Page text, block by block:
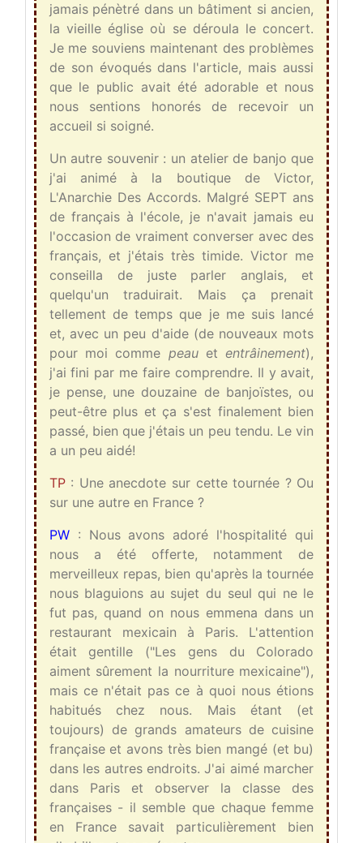
jamais pénètré dans un bâtiment si ancien,
la vieille église où se déroula le concert.
Je me souviens maintenant des problèmes
de son évoqués dans l'article, mais aussi
que le public avait été adorable et nous
nous sentions honorés de recevoir un
accueil si soigné.
Un autre souvenir : un atelier de banjo que
j'ai animé à la boutique de Victor,
L'Anarchie Des Accords. Malgré SEPT ans
de français à l'école, je n'avait jamais eu
l'occasion de vraiment converser avec des
français, et j'étais très timide. Victor me
conseilla de juste parler anglais, et
quelqu'un traduirait. Mais ça prenait
tellement de temps que je me suis lancé
et, avec un peu d'aide (de nouveaux mots
pour moi comme peauetentrâinement),
j'ai fini par me faire comprendre. Il y avait,
je pense, une douzaine de banjoïstes, ou
peut-être plus et ça s'est finalement bien
passé, bien que j'étais un peu tendu. Le vin
a un peu aidé!
TP: Une anecdote sur cette tournée ? Ou
sur une autre en France ?
PW: Nous avons adoré l'hospitalité qui
nous a été offerte, notamment de
merveilleux repas, bien qu'après la tournée
nous blaguions au sujet du seul qui ne le
fut pas, quand on nous emmena dans un
restaurant mexicain à Paris. L'attention
était gentille ("Les gens du Colorado
aiment sûrement la nourriture mexicaine"),
mais ce n'était pas ce à quoi nous étions
habitués chez nous. Mais étant (et
toujours) de grands amateurs de cuisine
française et avons très bien mangé (et bu)
dans les autres endroits. J'ai aimé marcher
dans Paris et observer la classe des
françaises - il semble que chaque femme
en France savait particulièrement bien